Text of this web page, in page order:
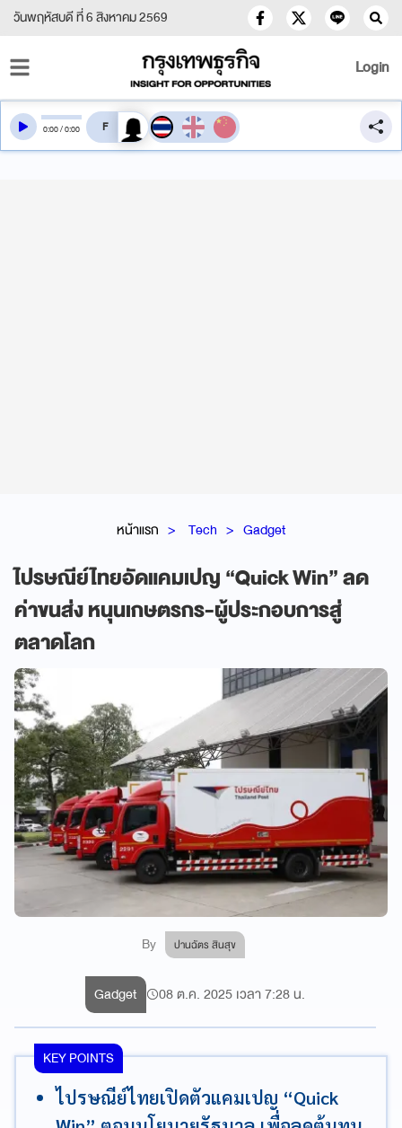
วันพฤหัสบดี ที่ 6 สิงหาคม 2569
Login
หน้าแรก Tech Gadget
ไปรษณีย์ไทยอัดแคมเปญ “Quick Win” ลด
ค่าขนส่ง หนุนเกษตรกร-ผู้ประกอบการสู่
ตลาดโลก
By ปานฉัตร สินสุข
0:00/0:00 สลับเสียงอ่าน
Gadget 08 ต.ค. 2025 เวลา 7:28 น.
KEY POINTS
ไปรษณีย์ไทยเปิดตัวแคมเปญ “Quick